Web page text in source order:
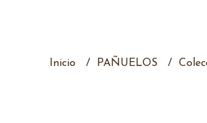
Inicio PAÑUELOS